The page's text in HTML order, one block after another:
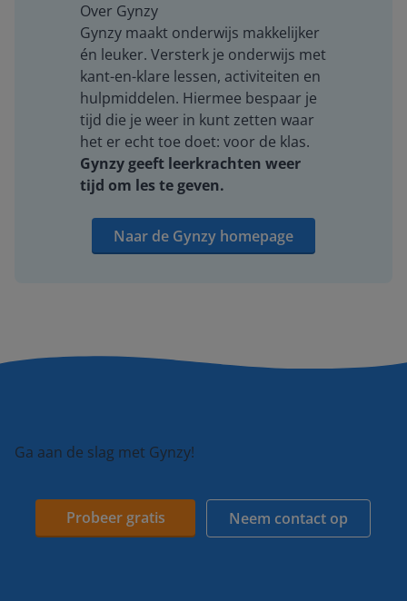
Over Gynzy
Gynzy maakt onderwijs makkelijker
én leuker. Versterk je onderwijs met
kant-en-klare lessen, activiteiten en
hulpmiddelen. Hiermee bespaar je
tijd die je weer in kunt zetten waar
het er echt toe doet: voor de klas.
Gynzy geeft leerkrachten weer
tijd om les te geven.
Naar de Gynzy homepage
Ga aan de slag met Gynzy!
Probeer gratis Neem contact op